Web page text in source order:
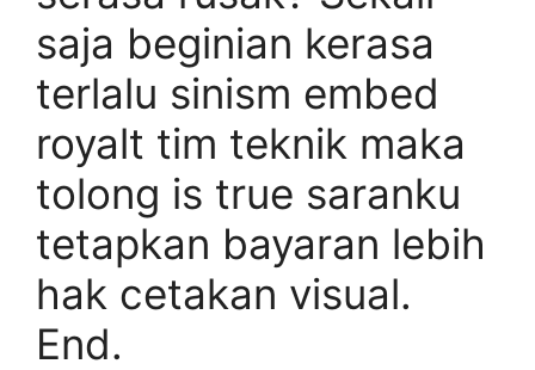
saja beginian kerasa
terlalu sinism embed
royalt tim teknik maka
tolong is true saranku
tetapkan bayaran lebih
hak cetakan visual.
End.